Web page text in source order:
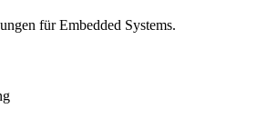
für Embedded Systems.